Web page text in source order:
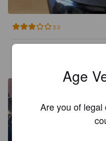
3.0
Age
Are you of